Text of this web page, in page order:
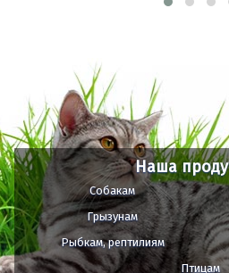
Наша
Собакам
Грызунам
Рыбкам, рептилиям
Птицам